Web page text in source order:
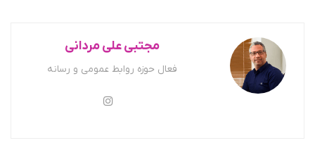
مجتبی علی مردانی
فعال حوزه روابط عمومی و رسانه